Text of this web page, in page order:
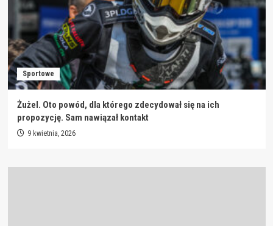
Sportowe
Żużel. Oto powód, dla którego zdecydował się na ich
propozycję. Sam nawiązał kontakt
9 kwietnia, 2026